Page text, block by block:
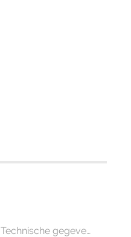
Technische gegevens